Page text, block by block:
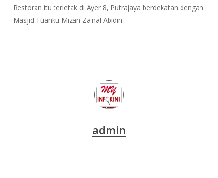
Restoran itu terletak di Ayer 8, Putrajaya berdekatan dengan
Masjid Tuanku Mizan Zainal Abidin.
admin